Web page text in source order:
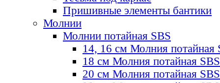
Пришивные элементы бантики
Молнии
Молнии потайная SBS
14, 16 см Молния потайная
18 см Молния потайная SBS
20 см Молния потайная SBS